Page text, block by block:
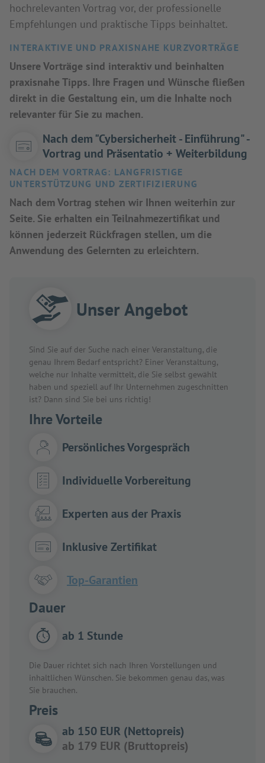
hochrelevanten Vortrag vor, der professionelle
Empfehlungen und praktische Tipps beinhaltet.
INTERAKTIVE UND PRAXISNAHE KURZVORTRÄGE
Unsere Vorträge sind interaktiv und beinhalten
praxisnahe Tipps. Ihre Fragen und Wünsche fließen
direkt in die Gestaltung ein, um die Inhalte noch
relevanter für Sie zu machen.
Nach dem "Cybersicherheit - Einführung" -
Vortrag und Präsentatio + Weiterbildung
NACH DEM VORTRAG: LANGFRISTIGE
UNTERSTÜTZUNG UND ZERTIFIZIERUNG
Nach dem Vortrag stehen wir Ihnen weiterhin zur
Seite. Sie erhalten ein Teilnahmezertifikat und
können jederzeit Rückfragen stellen, um die
Anwendung des Gelernten zu erleichtern.
Unser Angebot
Sind Sie auf der Suche nach einer Veranstaltung, die
genau Ihrem Bedarf entspricht? Einer Veranstaltung,
welche nur Inhalte vermittelt, die Sie selbst gewählt
haben und speziell auf Ihr Unternehmen zugeschnitten
ist? Dann sind Sie bei uns richtig!
Ihre Vorteile
Persönliches Vorgespräch
Individuelle Vorbereitung
Experten aus der Praxis
Inklusive Zertifikat
Top-Garantien
Dauer
ab 1 Stunde
Die Dauer richtet sich nach Ihren Vorstellungen und
inhaltlichen Wünschen. Sie bekommen genau das, was
Sie brauchen.
Preis
ab 150 EUR (Nettopreis)
ab 179 EUR (Bruttopreis)